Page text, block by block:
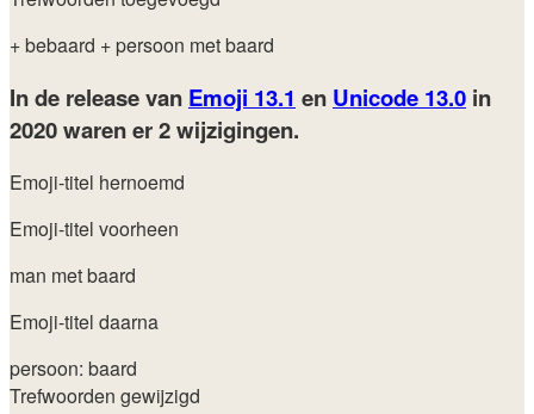
+ bebaard + persoon met baard
In de release van Emoji 13.1 en Unicode 13.0 in
2020waren er 2 wijzigingen.
Emoji-titel hernoemd
Emoji-titel voorheen
man met baard
Emoji-titel daarna
persoon: baard
Trefwoorden gewijzigd